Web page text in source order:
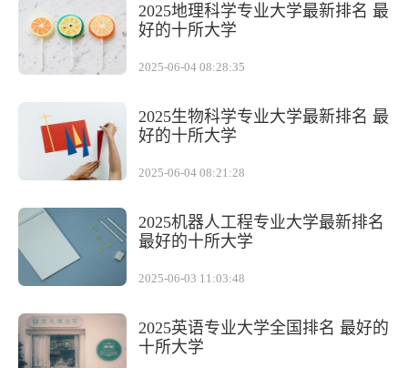
2025地理科学专业大学最新排名 最
好的十所大学
2025-06-04 08:28:35
2025生物科学专业大学最新排名 最
好的十所大学
2025-06-04 08:21:28
2025机器人工程专业大学最新排名
最好的十所大学
2025-06-03 11:03:48
2025英语专业大学全国排名 最好的
十所大学